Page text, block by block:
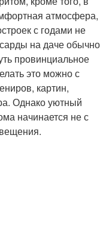
атмосфера,
с годами не
на даче обычно
провинциальное
это можно с
картин,
Однако уютный
начинается не с